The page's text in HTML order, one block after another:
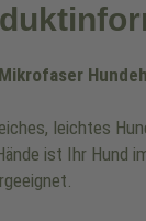
leichtes
ist Ihr Hund